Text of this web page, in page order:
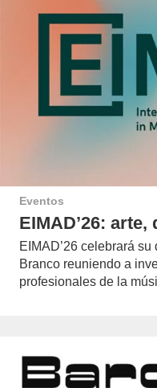
Eventos
EIMAD’26:
EIMAD’26 celebrará
Branco reuniendo a
profesionales de la